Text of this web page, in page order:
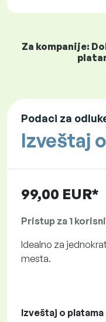
Za kompanije:
Podaci za
Izveštaj
99,00 EUR*
Pristup za 1
Idealno za
mesta.
Izveštaj o